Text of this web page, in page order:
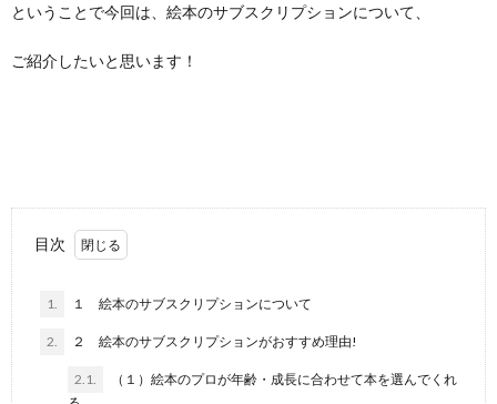
ということで今回は、絵本のサブスクリプションについて、
ご紹介したいと思います！
目次
1. １ 絵本のサブスクリプションについて
2. ２ 絵本のサブスクリプションがおすすめ理由!
2.1.
（１）絵本のプロが年齢・成長に合わせて本を選んでくれ